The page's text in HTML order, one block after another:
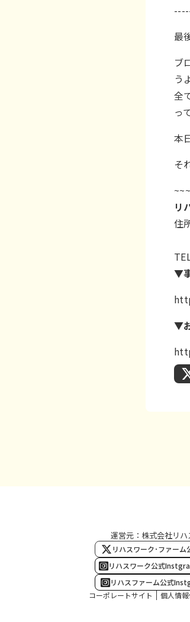
最
ブ
う
全
っ
本
そ
リ
住
▼
▼
運営元：株式会社リハ
リハスワーク･ファーム
リハスワーク公式
リハスファーム公式
コーポレートサイト
個人情